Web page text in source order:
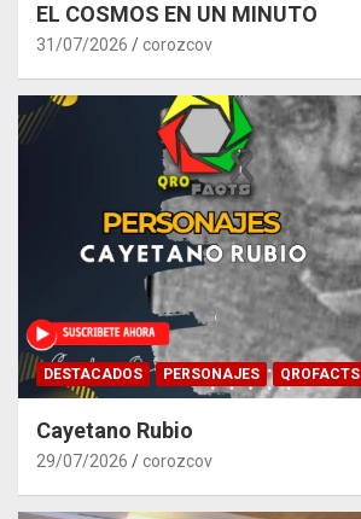
EL COSMOS EN UN MINUTO
31/07/2026 corozcov
DESTACADOS PERSONAJES QROFACTS
Cayetano Rubio
29/07/2026 corozcov